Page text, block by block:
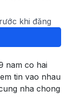
khi đăng
nam co hai
tin vao nhau
nha chong